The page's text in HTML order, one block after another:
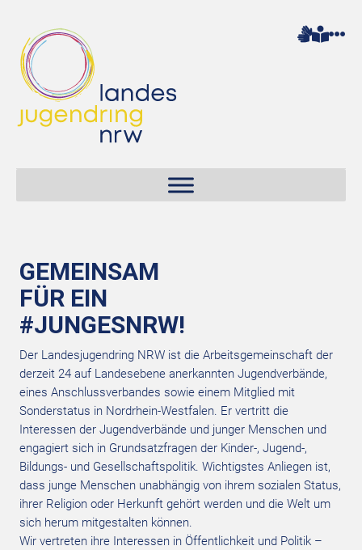
GEMEINSAM
FÜR EIN
#JUNGESNRW!
Der Landesjugendring NRW ist die Arbeitsgemeinschaft der
derzeit 24 auf Landesebene anerkannten Jugendverbände,
eines Anschlussverbandes sowie einem Mitglied mit
Sonderstatus in Nordrhein-Westfalen. Er vertritt die
Interessen der Jugendverbände und junger Menschen und
engagiert sich in Grundsatzfragen der Kinder-, Jugend-,
Bildungs- und Gesellschaftspolitik. Wichtigstes Anliegen ist,
dass junge Menschen unabhängig von ihrem sozialen Status,
ihrer Religion oder Herkunft gehört werden und die Welt um
sich herum mitgestalten können.
Wir vertreten ihre Interessen in Öffentlichkeit und Politik –